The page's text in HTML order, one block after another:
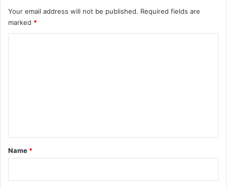
Your email address will not be published. Required fields are
marked *
*
Name *